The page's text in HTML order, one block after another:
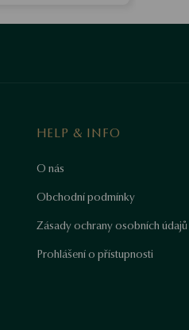
HELP & INFO
O nás
Obchodní podmínky
Zásady ochrany osobních
Prohlášení o přístupnosti